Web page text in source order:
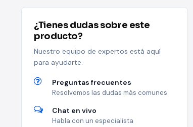
¿Tienes dudas sobre este
producto?
Nuestro equipo de expertos está aquí
para ayudarte.
Preguntas frecuentes
Resolvemos las dudas más comunes
Chat en vivo
Habla con un especialista